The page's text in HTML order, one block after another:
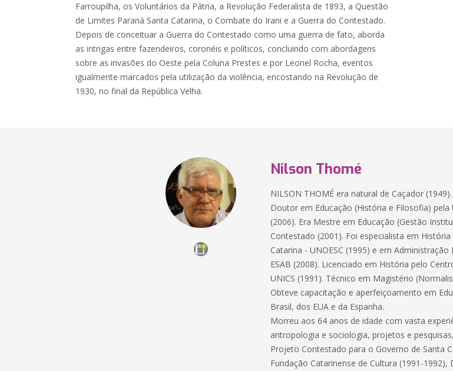
Farroupilha, os Voluntários da Pátria, a Revolução Federalista de 1893, a Questão
de Limites Paraná Santa Catarina, o Combate do Irani e a Guerra do Contestado.
Depois de conceituar a Guerra do Contestado como uma guerra de fato, aborda
as intrigas entre fazendeiros, coronéis e políticos, concluindo com abordagens
sobre as invasões do Oeste pela Coluna Prestes e por Leonel Rocha, eventos
igualmente marcados pela utilização da violência, encostando na Revolução de
1930, no final da República Velha.
Nilson Thomé
NILSON THOMÉ era natural de Caçador
Doutor em Educação (História e Filosofia) pela
(2006). Era Mestre em Educação (Gestão
Contestado (2001). Foi especialista em
Catarina - UNOESC (1995) e em
ESAB (2008). Licenciado em História pelo
UNICS (1991). Técnico em Magistério
Obteve capacitação e aperfeiçoamento em
Brasil, dos EUA e da Espanha.
Morreu aos 64 anos de idade com vasta
antropologia e sociologia, projetos e
Projeto Contestado para o Governo de Santa
Fundação Catarinense de Cultura (1991-